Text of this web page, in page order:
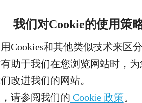
我们对Cookie的使用策
Cookies和其他类似技术来区
助于我们在您浏览网站时，
改进我们的网站。
请参阅我们的 Cookie 政策。